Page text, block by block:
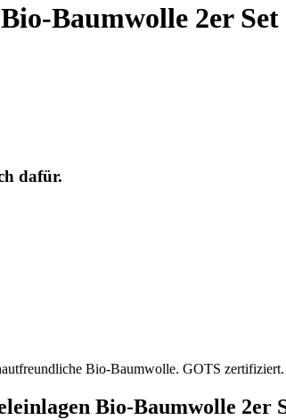
Baumwolle 2er Set
dafür.
Bio-Baumwolle. GOTS zertifiziert.
Bio-Baumwolle 2er